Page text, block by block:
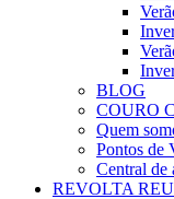
BLOG
COURO
Quem
Pontos de
Central de
REVOLTA